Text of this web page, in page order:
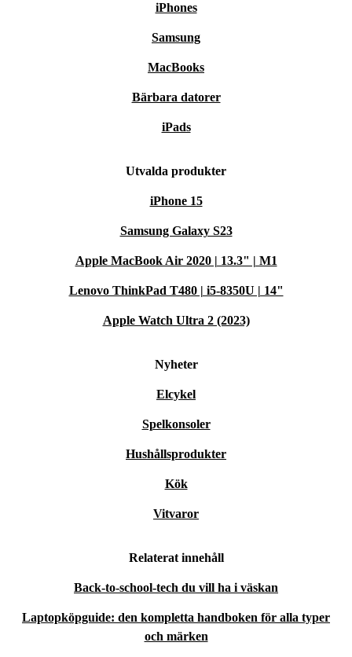
iPhones
Samsung
MacBooks
Bärbara datorer
iPads
Utvalda produkter
iPhone 15
Samsung Galaxy S23
Apple MacBook Air 2020 | 13.3" | M1
Lenovo ThinkPad T480 | i5-8350U | 14"
Apple Watch Ultra 2 (2023)
Nyheter
Elcykel
Spelkonsoler
Hushållsprodukter
Kök
Vitvaror
Relaterat innehåll
Back-to-school-tech du vill ha i väskan
Laptopköpguide: den kompletta handboken för alla typer
och märken